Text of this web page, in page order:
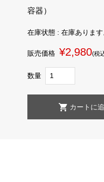
容器）
在庫状態 : 在庫あります
販売価格 ¥2,980(税
数量